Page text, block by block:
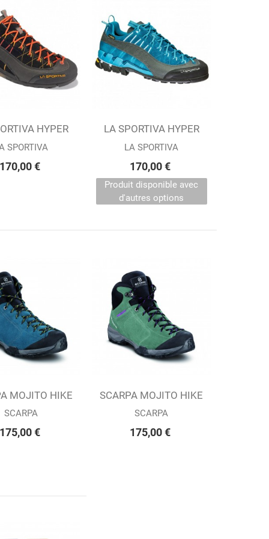
au panierHYPER
BLACK (M)
SPORTIVA
170,00 €
Afficher
LA SPORTIVA HYPER
GTX FJORD (W)
LA SPORTIVA
170,00 €
Produit disponible avec
d'autres options
au panier
MOJITO HIKE
LAKE BLUE...
SCARPA
175,00 €
Ajouter au panier
SCARPA MOJITO HIKE
GTX JADE (W)
SCARPA
175,00 €